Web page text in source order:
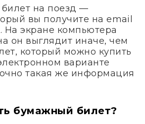
на поезд —
вы получите на email
На экране компьютера
он выглядит иначе, чем
который можно купить
варианте
такая же информация
бумажный билет?